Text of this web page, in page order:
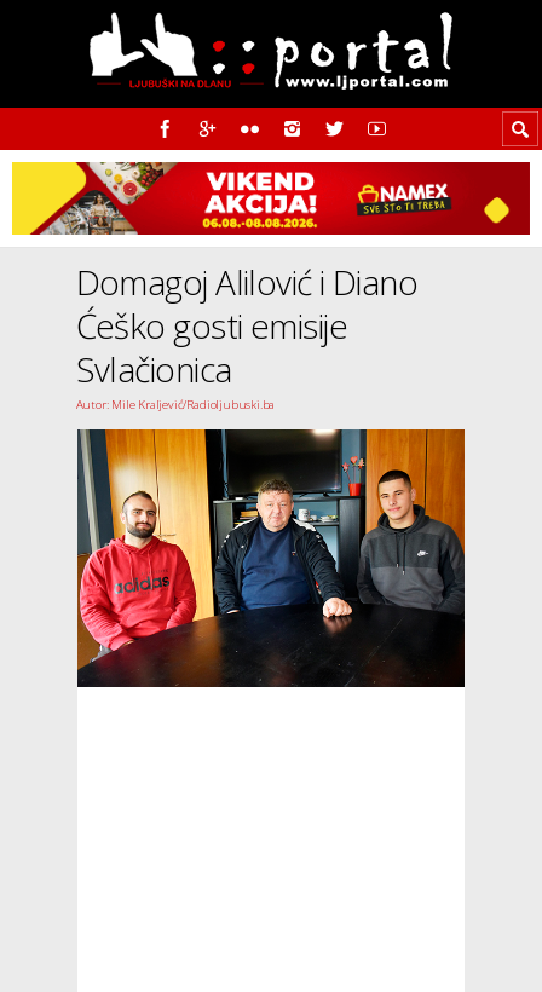
Domagoj Alilović i Diano
Ćeško gosti emisije
Svlačionica
Autor: Mile Kraljević/Radioljubuski.ba